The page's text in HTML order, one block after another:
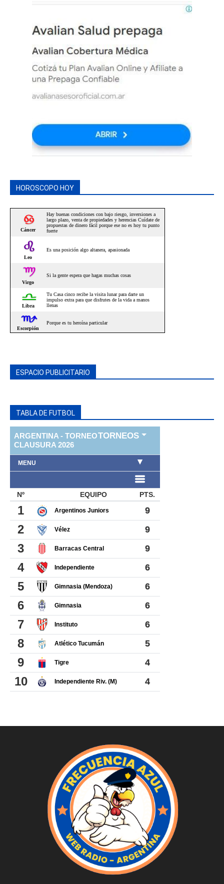
HOROSCOPO HOY
ESPACIO PUBLICITARIO
TABLA DE FUTBOL